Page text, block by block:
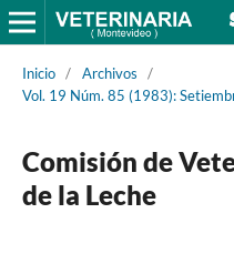
Inicio / Archivos
/
Vol. 19 Núm. 85 (1983):
Comisión de
de la Leche